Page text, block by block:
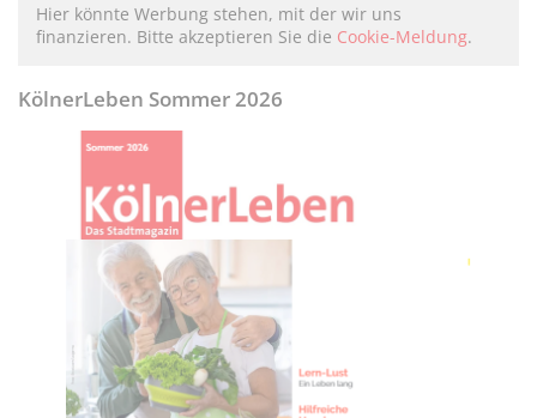
Hier könnte Werbung stehen, mit der wir uns
finanzieren. Bitte akzeptieren Sie die Cookie-Meldung.
KölnerLeben Sommer 2026